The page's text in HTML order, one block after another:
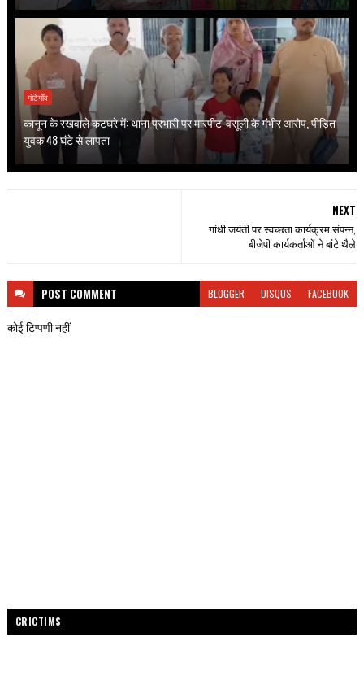
गोटेगाँव
कानून के रखवाले कटघरे में: थाना प्रभारी पर मारपीट-वसूली के गंभीर आरोप, पीड़ित
युवक 48 घंटे से लापता
NEXT
गांधी जयंती पर स्वच्छता कार्यक्रम संपन्न,
बीजेपी कार्यकर्ताओं ने बांटे थैले
POST COMMENT BLOGGER DISQUS FACEBOOK
कोई टिप्पणी नहीं
CRICTIMS